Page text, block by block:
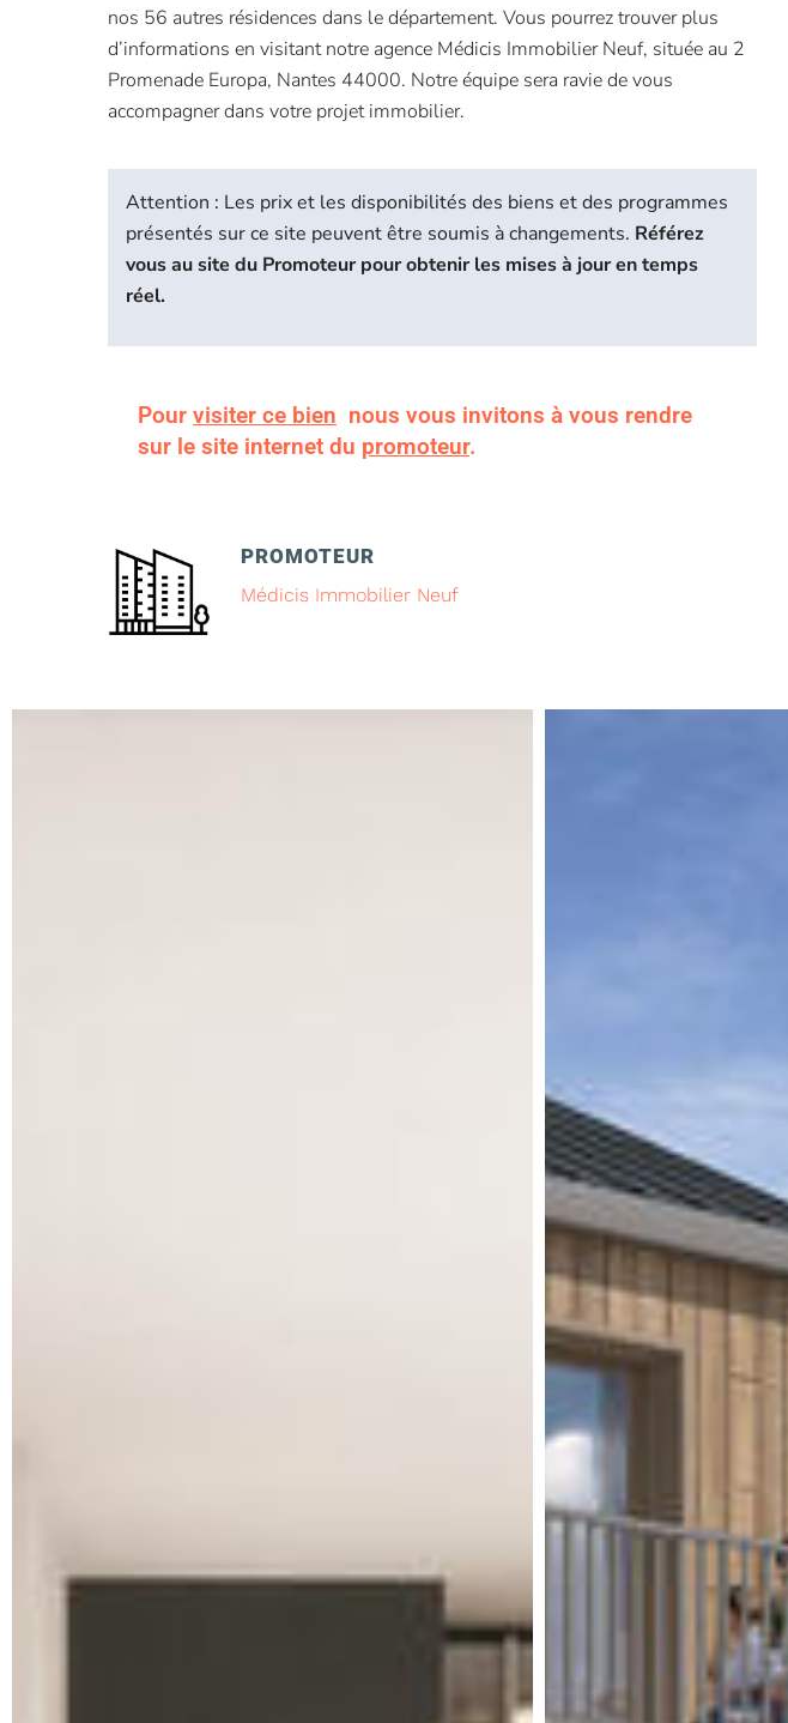
nos 56 autres résidences dans le département. Vous pourrez trouver plus
d’informations en visitant notre agence Médicis Immobilier Neuf, située au 2
Promenade Europa, Nantes 44000. Notre équipe sera ravie de vous
accompagner dans votre projet immobilier.
Attention : Les prix et les disponibilités des biens et des programmes
présentés sur ce site peuvent être soumis à changements. Référez
vous au site du Promoteur pour obtenir les mises à jour en temps
réel.
Pour visiter ce bien nous vous invitons à vous rendre
sur le site internet du promoteur.
PROMOTEUR
Médicis Immobilier Neuf